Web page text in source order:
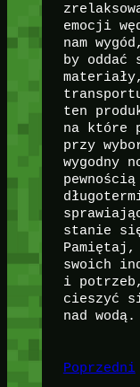
emocji
nam
by
ten
na które
przy
wygodny
stanie
Pamiętaj,
swoich
i
cieszyć
nad wodą.
Poprzedni